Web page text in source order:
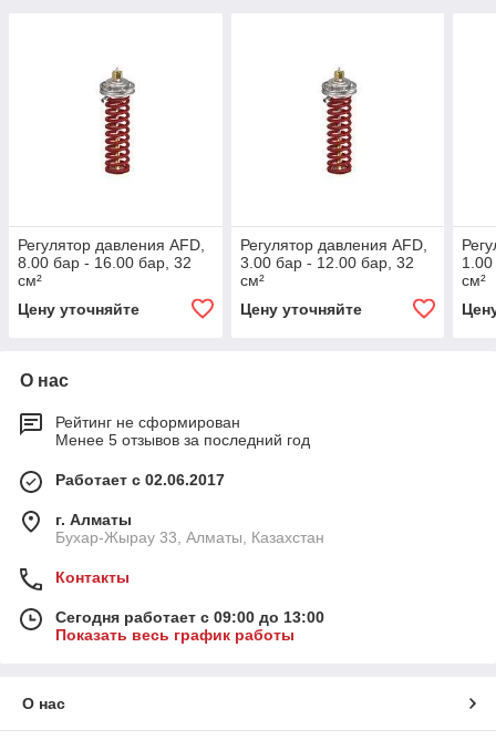
Регулятор давления AFD,
8.00 бар - 16.00 бар, 32
см²
Цену уточняйте
Регулятор давления AFD,
3.00 бар - 12.00 бар, 32
см²
Цену уточняйте
см²
О нас
Рейтинг не сформирован
Менее 5 отзывов за последний год
Работает с 02.06.2017
г. Алматы
Бухар-Жырау 33, Алматы, Казахстан
Контакты
Сегодня работает с 09:00 до 13:00
Показать весь график работы
О нас